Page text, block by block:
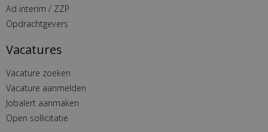
Ad interim / ZZP
Opdrachtgevers
Vacatures
Vacature zoeken
Vacature aanmelden
Jobalert aanmaken
Open sollicitatie